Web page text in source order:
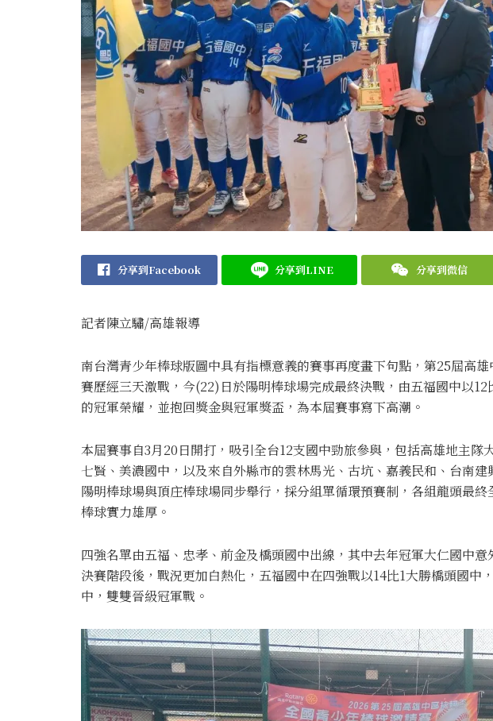
分享到Facebook 分享到LINE 分享到微信
記者陳立驌/高雄報導
南台灣青少年棒球版圖中具有指標意義的賽事再度畫下句點，第25屆高
賽歷經三天激戰，今(22)日於陽明棒球場完成最終決戰，由五福國中以
的冠軍榮耀，並抱回獎金與冠軍獎盃，為本屆賽事寫下高潮。
本屆賽事自3月20日開打，吸引全台12支國中勁旅參與，包括高雄地主隊
七賢、美濃國中，以及來自外縣市的雲林馬光、古坑、嘉義民和、台南
陽明棒球場與頂庄棒球場同步舉行，採分組單循環預賽制，各組龍頭最
棒球實力雄厚。
四強名單由五福、忠孝、前金及橋頭國中出線，其中去年冠軍大仁國中
決賽階段後，戰況更加白熱化，五福國中在四強戰以14比1大勝橋頭國中
中，雙雙晉級冠軍戰。